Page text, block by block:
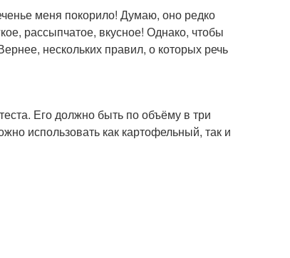
меня покорило! Думаю, оно редко
рассыпчатое, вкусное! Однако, чтобы
нескольких правил, о которых речь
Его должно быть по объёму в три
использовать как картофельный, так и